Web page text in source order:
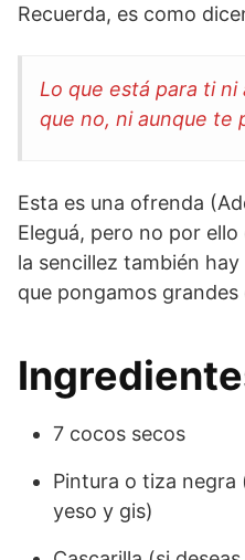
Recuerda, es como
Lo que está para ti
que no, ni aunque te
Esta es una ofrenda
Eleguá, pero no por
la sencillez también
que pongamos grandes
7 cocos secos
Pintura o tiza
yeso y gis)